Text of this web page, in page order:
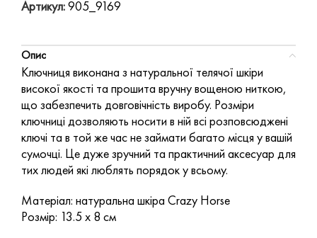
Артикул:905_9169
Опис
Ключниця виконана з натуральної телячої шкіри
високої якості та прошита вручну вощеною ниткою,
що забезпечить довговічність виробу. Розміри
ключниці дозволяють носити в ній всі розповсюджені
ключі та в той же час не займати багато місця у вашій
сумочці. Це дуже зручний та практичний аксесуар для
тих людей які люблять порядок у всьому.
Матеріал: натуральна шкіра Crazy Horse
Розмір: 13.5 х 8 см